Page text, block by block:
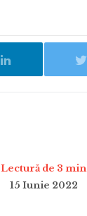
Lectură de 3 min
15 Iunie 2022